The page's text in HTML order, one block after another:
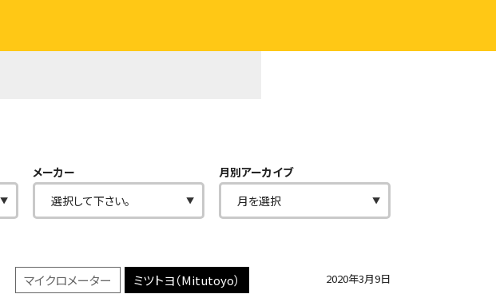
メーカー 月別アーカイブ
マイクロメーター ミツトヨ（Mitutoyo） 2020年3月9日